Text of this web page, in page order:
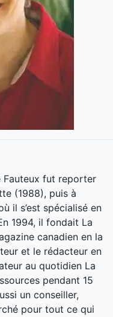
Fauteux fut reporter
(1988), puis à
il s’est spécialisé en
1994, il fondait La
canadien en la
et le rédacteur en
au quotidien La
pendant 15
un conseiller,
pour tout ce qui